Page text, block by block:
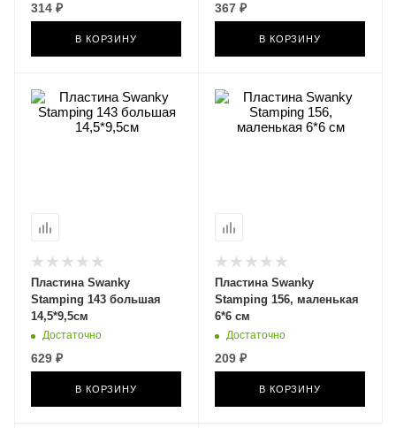
314 ₽
В КОРЗИНУ
367 ₽
В КОРЗИНУ
Пластина Swanky
Stamping 143 большая
14,5*9,5см
Достаточно
629 ₽
В КОРЗИНУ
Пластина Swanky
Stamping 156, маленькая
6*6 см
Достаточно
209 ₽
В КОРЗИНУ